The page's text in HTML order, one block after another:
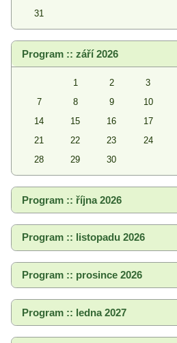
31
Program :: září 2026
1 2 3
7
8 9 10
14
15 16 17
21
22 23 24
28
29 30
Program :: října 2026
Program :: listopadu 2026
Program :: prosince 2026
Program :: ledna 2027